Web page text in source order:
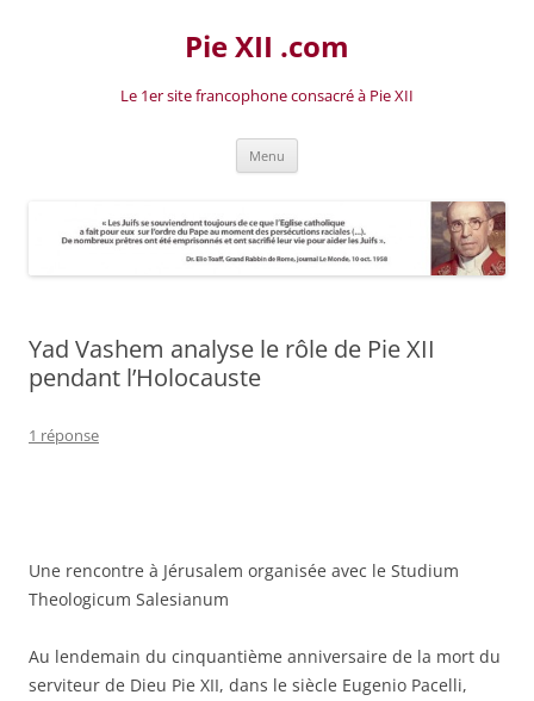
Pie XII .com
Le 1er site francophone consacré à Pie XII
Menu
Yad Vashem analyse le rôle de Pie XII
pendant l’Holocauste
1 réponse
Une rencontre à Jérusalem organisée avec le Studium
Theologicum Salesianum
Au lendemain du cinquantième anniversaire de la mort du
serviteur de Dieu Pie XII, dans le siècle Eugenio Pacelli,